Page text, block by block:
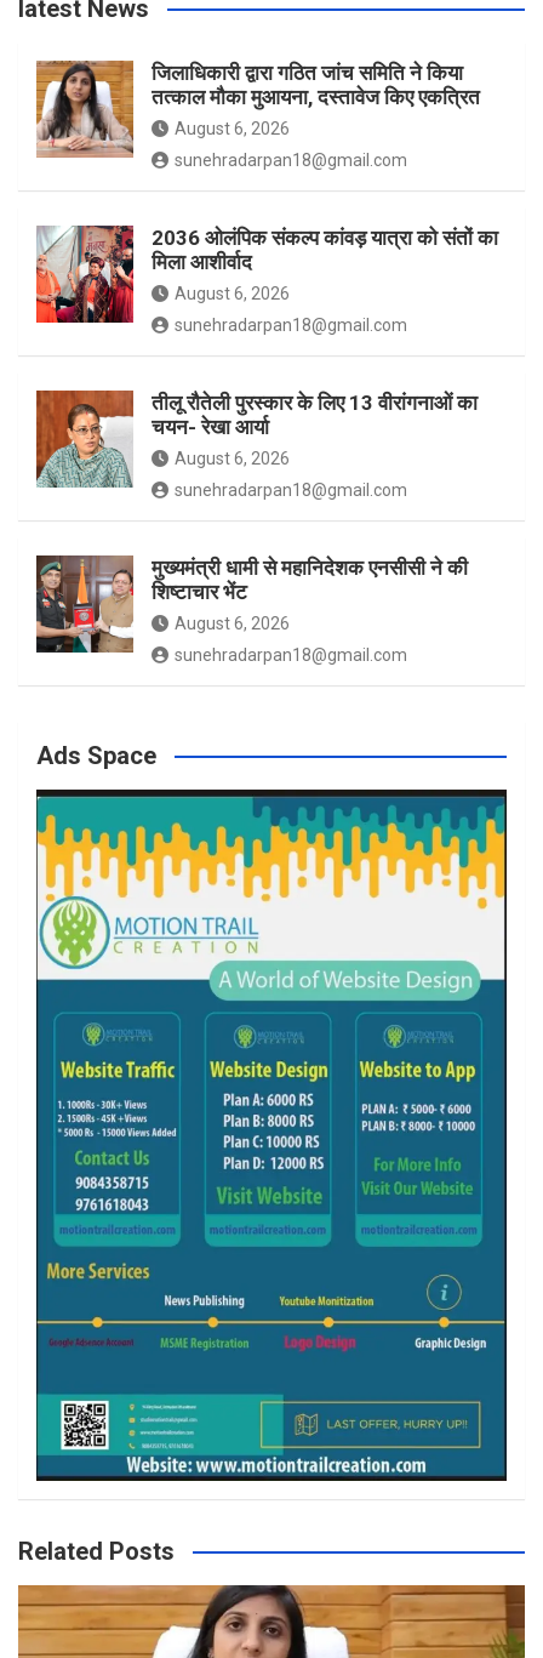
k a
latest News
जिलाधिकारी द्वारा गठित जांच समिति ने किया
तत्काल मौका मुआयना, दस्तावेज किए एकत्रित
August 6, 2026
sunehradarpan18@gmail.com
2036 ओलंपिक संकल्प कांवड़ यात्रा को संतों का
मिला आशीर्वाद
August 6, 2026
sunehradarpan18@gmail.com
तीलू रौतेली पुरस्कार के लिए 13 वीरांगनाओं का
चयन- रेखा आर्या
August 6, 2026
sunehradarpan18@gmail.com
मुख्यमंत्री धामी से महानिदेशक एनसीसी ने की
शिष्टाचार भेंट
August 6, 2026
sunehradarpan18@gmail.com
Ads Space
Related Posts